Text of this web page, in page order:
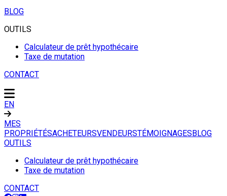
BLOG
OUTILS
Calculateur de prêt hypothécaire
Taxe de mutation
CONTACT
EN
MES
PROPRIÉTÉSACHETEURSVENDEURSTÉMOIGNAGESBLOG
OUTILS
Calculateur de prêt hypothécaire
Taxe de mutation
CONTACT